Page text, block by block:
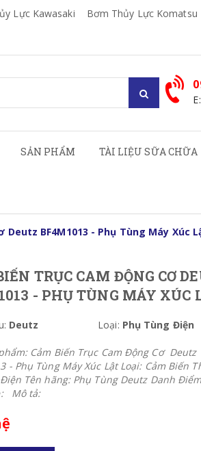
Lực Kawasaki Bơm Thủy Lực Komatsu
SẢN PHẨM TÀI LIỆU SỮA CHỮA
Deutz BF4M1013 - Phụ Tùng Máy Xúc
TRỤC CAM ĐỘNG CƠ
- PHỤ TÙNG MÁY XÚC
Deutz Loại: Phụ Tùng Điện
Cảm Biến Trục Cam Động Cơ Deutz
- Phụ Tùng Máy Xúc Lật Loại: Cảm Biến
Tên hãng: Phụ Tùng Deutz Danh
Mô tả: